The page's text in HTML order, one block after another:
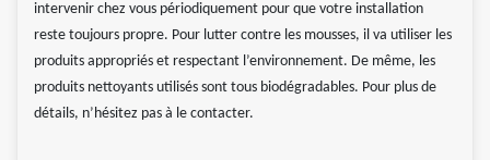
intervenir chez vous périodiquement pour que votre installation
reste toujours propre. Pour lutter contre les mousses, il va utiliser les
produits appropriés et respectant l’environnement. De même, les
produits nettoyants utilisés sont tous biodégradables. Pour plus de
détails, n’hésitez pas à le contacter.